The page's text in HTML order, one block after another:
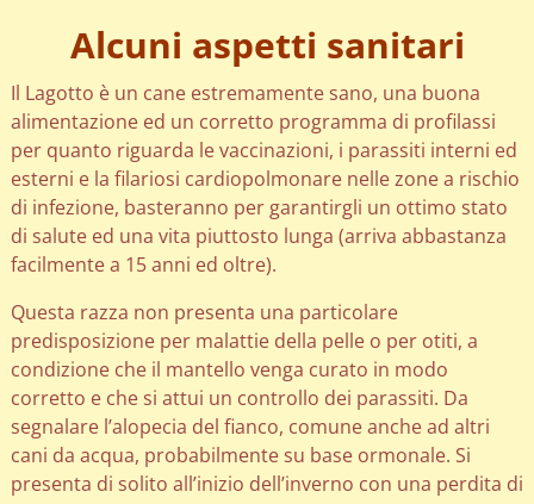
Alcuni aspetti sanitari
Il Lagotto è un cane estremamente sano, una buona
alimentazione ed un corretto programma di profilassi
per quanto riguarda le vaccinazioni, i parassiti interni ed
esterni e la filariosi cardiopolmonare nelle zone a rischio
di infezione, basteranno per garantirgli un ottimo stato
di salute ed una vita piuttosto lunga (arriva abbastanza
facilmente a 15 anni ed oltre).
Questa razza non presenta una particolare
predisposizione per malattie della pelle o per otiti, a
condizione che il mantello venga curato in modo
corretto e che si attui un controllo dei parassiti. Da
segnalare l’alopecia del fianco, comune anche ad altri
cani da acqua, probabilmente su base ormonale. Si
presenta di solito all’inizio dell’inverno con una perdita di